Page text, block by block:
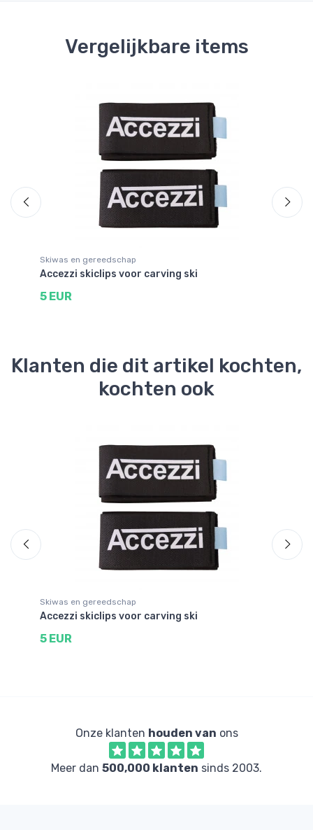
Vergelijkbare items
Skiwas en gereedschap
Accezzi skiclips voor carving ski
5 EUR
Klanten die dit artikel kochten,
kochten ook
Skiwas en gereedschap
Accezzi skiclips voor carving ski
5 EUR
Onze klanten houden van ons
Meer dan 500,000 klanten sinds 2003.